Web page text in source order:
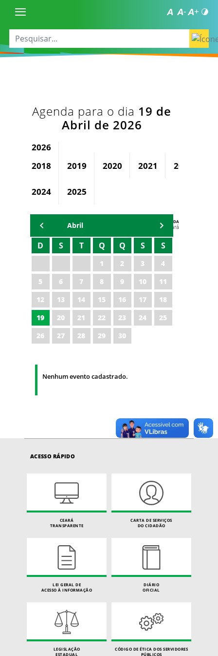
Agenda para o dia 19 de
Abril de 2026
2026
2018
2019 2020 2021 2022
2024 2025
AGENDA
Polícia Militar do Ceará
Abril
D S T Q Q S S
1 2 3
4
5
6 7 8 9 10
11
12
13 14 15 16 17
18
19
20 21 22 23 24
25
26
27 28 29 30
Nenhum evento cadastrado.
ACESSO RÁPIDO
CEARÁ
TRANSPARENTE
CARTA DE SERVIÇOS
DO CIDADÃO
LEI GERAL DE
ACESSO À INFORMAÇÃO
DIÁRIO
OFICIAL
LEGISLAÇÃO
ESTADUAL
CÓDIGO DE ÉTICA DOS SERVIDORES
PÚBLICOS